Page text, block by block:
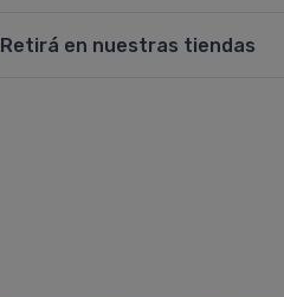
Retirá en nuestras tiendas